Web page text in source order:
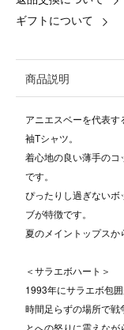
ギフトについて
商品説明
アニエスベーを代表
袖Tシャツ。
着心地の良い薄手の
です。
ぴったりし過ぎない
ブが特徴です。
夏のメイントップスか
＜サラエボハート＞
1993年にサラエボ包
時間足らずの場所で戦